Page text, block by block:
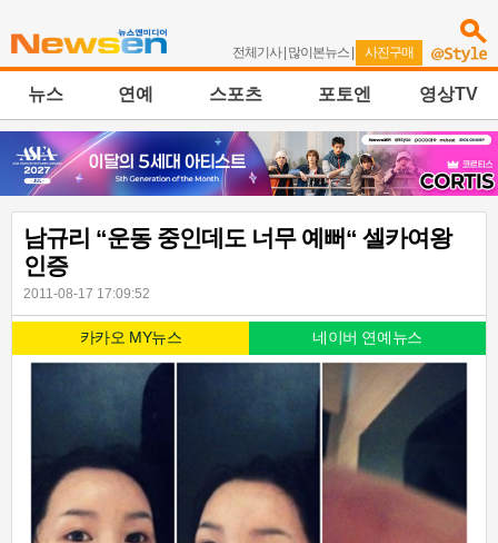
전체기사| 많이본뉴스 | 사진구매
뉴스 연예 스포츠 포토엔 영상TV
남규리 “운동 중인데도 너무 예뻐“ 셀카여왕
인증
2011-08-17 17:09:52
카카오 MY뉴스 네이버 연예뉴스